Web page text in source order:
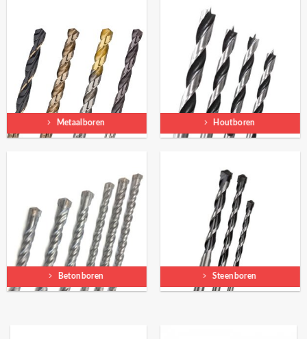
Metaalboren Houtboren
Betonboren Steenboren